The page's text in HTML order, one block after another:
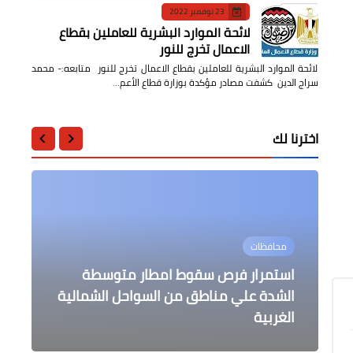
23 نوفمبر 2022
لائحة الموارد البشرية للعاملين بقطاع
الاعمال تخرج للنور
لائحة الموارد البشرية للعاملين بقطاع الاعمال تخرج للنور متابعه:- محمد
سراج الدين كشفت مصادر مؤكدة بوزارة قطاع الأعم…
اخترنا لك
محافظات
استمرار فرص سقوط امطار متوسطة
الشدة علي مناطق من السواحل الشمالية
الغربية
محافظات
التصدي لظاهرة البناء المخالف بحى غرب
شبرا الخيمة
محافظات
متابعة أعمال المبادرة الرئاسية حياة
كريمة في تنفيذ إنشاء مركز الامومة
والطفولة
أخبار مصر
الزراعة: احمي قمحك ... المرشد
الالكتروني لمزارع القمح المصري
محافظات
محافظ كفر الشيخ يتلقى تقريرا عن
مجهودات مديرية القوى العاملة